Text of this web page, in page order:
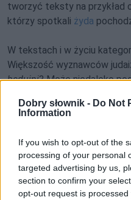
Dobry słownik - Do Not
Information
If you wish to opt-out of the
processing of your personal
targeted advertising by us,
section to confirm your
opt-out request is
tworzyć teksty na przykład
którzy spotkali żyda
W tekstach i w życiu
Większość wyznawców
beduini? Może niedaleko
).
Czy można być
sugerowałby, że